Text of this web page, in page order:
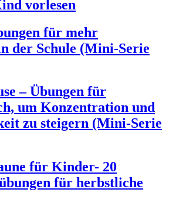
vorlesen
für mehr
der Schule (Mini-Serie
– Übungen für
um Konzentration und
zu steigern (Mini-Serie
für Kinder- 20
für herbstliche